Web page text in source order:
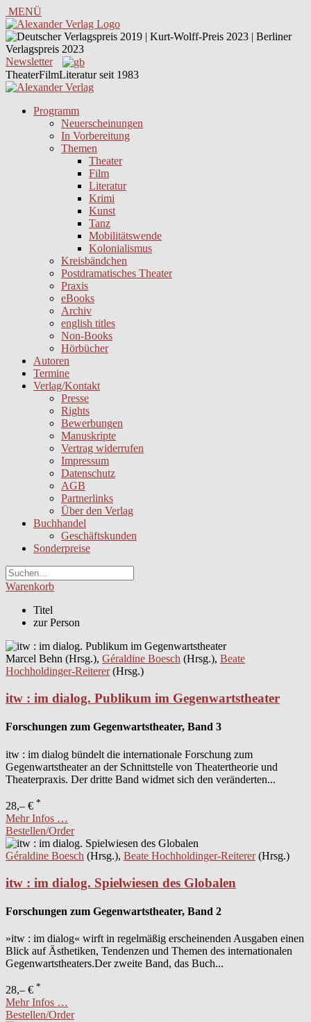
MENÜ
Newsletter
TheaterFilmLiteratur seit 1983
Programm
Neuerscheinungen
In Vorbereitung
Themen
Theater
Film
Literatur
Krimi
Kunst
Tanz
Mobilitätswende
Kolonialismus
Kreisbändchen
Postdramatisches Theater
Praxis
eBooks
Archiv
english titles
Non-Books
Hörbücher
Autoren
Termine
Verlag/Kontakt
Presse
Rights
Bewerbungen
Manuskripte
Vertrag widerrufen
Impressum
Datenschutz
AGB
Partnerlinks
Über den Verlag
Buchhandel
Geschäftskunden
Sonderpreise
Warenkorb
Titel
zur Person
Marcel Behn (Hrsg.), Géraldine Boesch (Hrsg.), Beate
Hochholdinger-Reiterer(Hrsg.)
itw : im dialog. Publikum im Gegenwartstheater
Forschungen zum Gegenwartstheater, Band 3
itw : im dialog bündelt die internationale Forschung zum
Gegenwartstheater an der Schnittstelle von Theatertheorie und
Theaterpraxis. Der dritte Band widmet sich den veränderten...
28,– € *
Mehr Infos …
Bestellen/Order
Géraldine Boesch (Hrsg.), Beate Hochholdinger-Reiterer(Hrsg.)
itw : im dialog. Spielwiesen des Globalen
Forschungen zum Gegenwartstheater, Band 2
»itw : im dialog« wirft in regelmäßig erscheinenden Ausgaben einen
Blick auf Ästhetiken, Tendenzen und Themen des internationalen
Gegenwartstheaters.Der zweite Band, das Buch...
28,– € *
Mehr Infos …
Bestellen/Order